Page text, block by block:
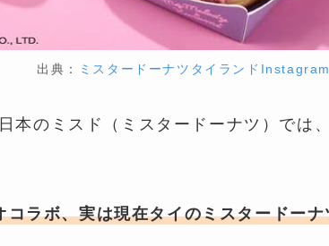
出典： ミスタードーナツタイランドInstagram
本のミスド（ミスタードーナツ）では
コラボ、実は現在タイのミスタードー